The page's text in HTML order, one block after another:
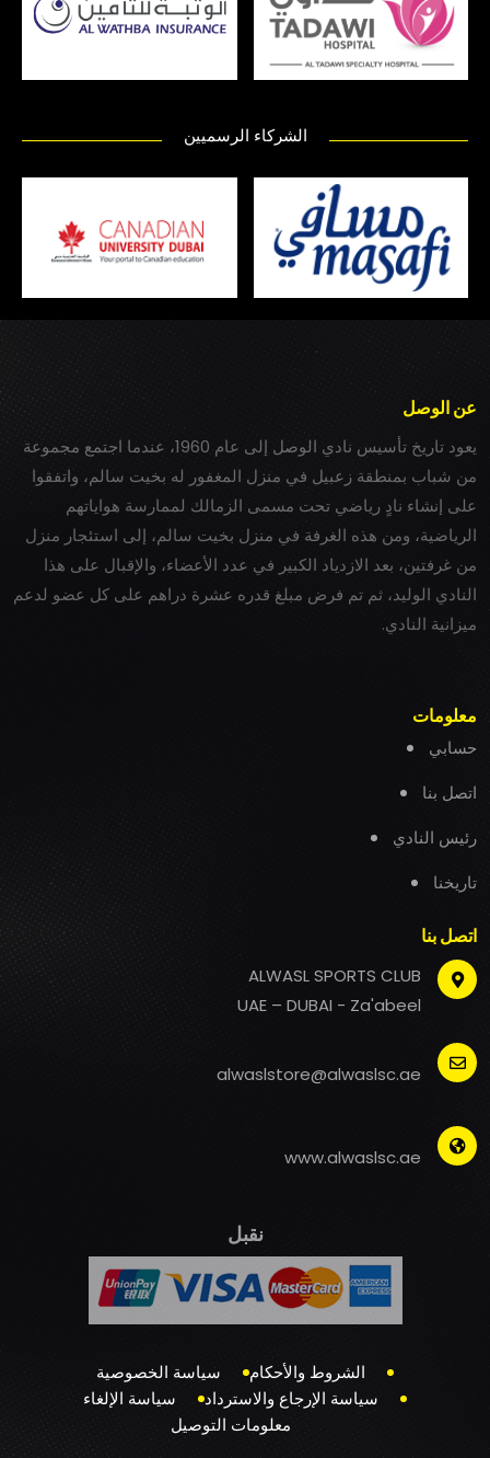
الشركاء الرسميين
عن الوصل
يعود تاريخ تأسيس نادي الوصل إلى عام 1960، عندما اجتمع مجموعة
من شباب بمنطقة زعبيل في منزل المغفور له بخيت سالم، واتفقوا
على إنشاء نادٍ رياضي تحت مسمى الزمالك لممارسة هواياتهم
الرياضية، ومن هذه الغرفة في منزل بخيت سالم، إلى استئجار منزل
من غرفتين، بعد الازدياد الكبير في عدد الأعضاء، والإقبال على هذا
النادي الوليد، ثم تم فرض مبلغ قدره عشرة دراهم على كل عضو لدعم
ميزانية النادي.
معلومات
حسابي
اتصل بنا
رئيس النادي
تاريخنا
اتصل بنا
ALWASL SPORTS CLUB
UAE – DUBAI - Za'abeel
alwaslstore@alwaslsc.ae
www.alwaslsc.ae
نقبل
الشروط والأحكام
سياسة الخصوصية
سياسة الإرجاع والاسترداد
سياسة الإلغاء
معلومات التوصيل